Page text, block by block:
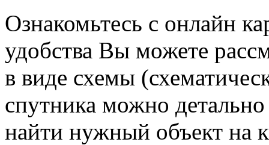
Ознакомьтесь с онлайн
удобства Вы можете
в виде схемы
спутника можно
найти нужный объект на